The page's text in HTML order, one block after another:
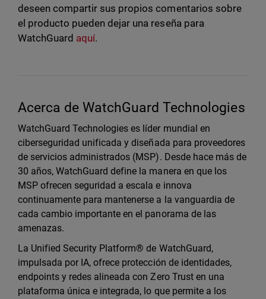
deseen compartir sus propios comentarios sobre
el producto pueden dejar una reseña para
WatchGuard aquí.
Acerca de WatchGuard Technologies
WatchGuard Technologies es líder mundial en
ciberseguridad unificada y diseñada para proveedores
de servicios administrados (MSP). Desde hace más de
30 años, WatchGuard define la manera en que los
MSP ofrecen seguridad a escala e innova
continuamente para mantenerse a la vanguardia de
cada cambio importante en el panorama de las
amenazas.
La Unified Security Platform® de WatchGuard,
impulsada por IA, ofrece protección de identidades,
endpoints y redes alineada con Zero Trust en una
plataforma única e integrada, lo que permite a los